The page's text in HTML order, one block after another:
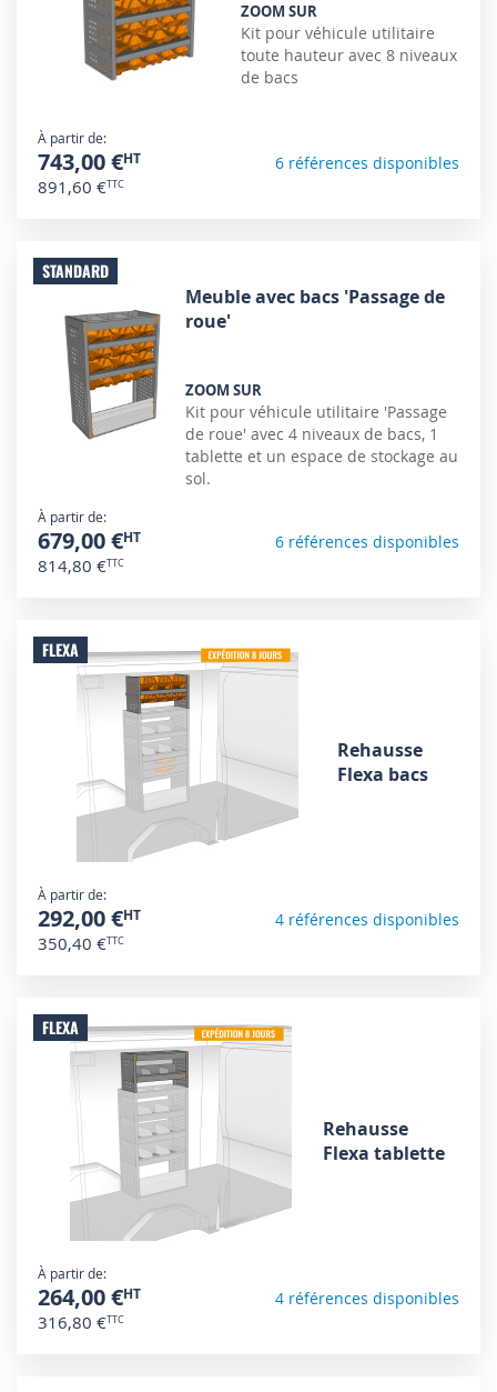
ZOOM SUR
Kit pour véhicule utilitaire
toute hauteur avec 8 niveaux
de bacs
À partir de
743,00 €
891,60 €
6 références disponibles
STANDARD
Meuble avec bacs 'Passage de
roue'
ZOOM SUR
Kit pour véhicule utilitaire 'Passage
de roue' avec 4 niveaux de bacs, 1
tablette et un espace de stockage au
sol.
À partir de
679,00 €
814,80 €
6 références disponibles
FLEXA
Rehausse
Flexa bacs
À partir de
292,00 €
350,40 €
4 références disponibles
FLEXA
Rehausse
Flexa tablette
À partir de
264,00 €
316,80 €
4 références disponibles